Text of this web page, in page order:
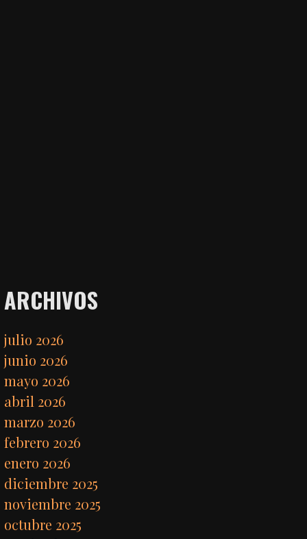
ARCHIVOS
julio 2026
junio 2026
mayo 2026
abril 2026
marzo 2026
febrero 2026
enero 2026
diciembre 2025
noviembre 2025
octubre 2025